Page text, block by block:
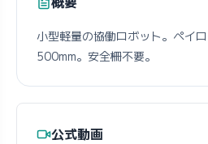
小型軽量の協働ロボット。ペイ
500mm。安全柵不要。
公式動画